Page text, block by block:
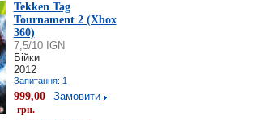
Tekken Tag
Tournament 2 (Xbox
360)
7,5/10 IGN
Бійки
2012
Запитання: 1
999,00
грн.
Замовити